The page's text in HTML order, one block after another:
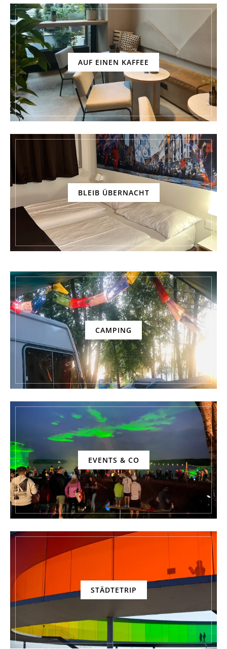
AUF EINEN KAFFEE
BLEIB ÜBERNACHT
CAMPING
EVENTS & CO
STÄDTETRIP